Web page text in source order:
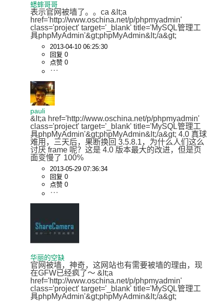
蟋蟀哥哥
表示官网被墙了。。ca &lt;a
href='http://www.oschina.net/p/phpmyadmin'
class='project' target='_blank' title='MySQL管理工
具phpMyAdmin'&gt;phpMyAdmin&lt;/a&gt;
2013-04-10 06:25:30
回复 0
点赞 0
pauli
&lt;a href='http://www.oschina.net/p/phpmyadmin'
class='project' target='_blank' title='MySQL管理工
具phpMyAdmin'&gt;phpMyAdmin&lt;/a&gt; 4.0 真球
难用，三天后，果断换回 3.5.8.1，为什么人们这么
讨厌 frame 呢？这是 4.0 版本最大的改进，但是页
面变慢了 100%
2013-05-29 07:36:34
回复 0
点赞 0
华丽的空缺
官网被墙，神奇，这网站也有需要被墙的理由，现
在GFW已经疯了～ &lt;a
href='http://www.oschina.net/p/phpmyadmin'
class='project' target='_blank' title='MySQL管理工
具phpMyAdmin'&gt;phpMyAdmin&lt;/a&gt;